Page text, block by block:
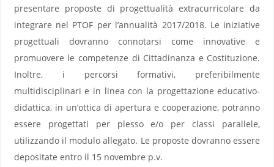
presentare proposte di progettualità extracurricolare da
integrare nel PTOF per l’annualità 2017/2018. Le iniziative
progettuali dovranno connotarsi come innovative e
promuovere le competenze di Cittadinanza e Costituzione.
Inoltre, i percorsi formativi, preferibilmente
multidisciplinari e in linea con la progettazione educativo-
didattica, in un’ottica di apertura e cooperazione, potranno
essere progettati per plesso e/o per classi parallele,
utilizzando il modulo allegato. Le proposte dovranno essere
depositate entro il 15 novembre p.v.